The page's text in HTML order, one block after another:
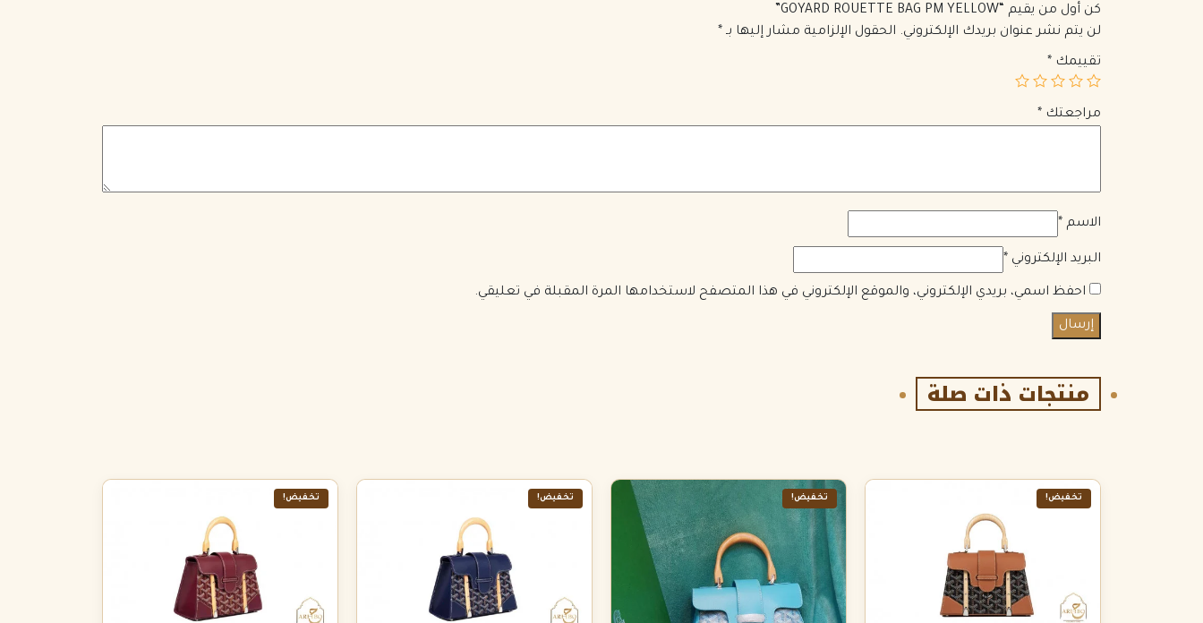
كن أول من يقيم “GOYARD ROUETTE BAG PM YELLOW”
لن يتم نشر عنوان بريدك الإلكتروني. الحقول الإلزامية مشار إليها بـ *
تقييمك *
مراجعتك *
الاسم *
البريد الإلكتروني *
احفظ اسمي، بريدي الإلكتروني، والموقع الإلكتروني في هذا المتصفح لاستخدامها المرة المقبلة في تعليقي.
منتجات ذات صلة
تخفيض! تخفيض! تخفيض! تخفيض!